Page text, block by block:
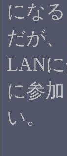
になる
だが
LAN
に参
い。